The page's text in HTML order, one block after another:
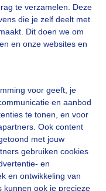
te verzamelen. Deze
die je zelf deelt met
Dit doen we om
en onze websites en
voor geeft, je
en aanbod
te tonen, en voor
Ook content
met jouw
gebruiken cookies
en
en ontwikkeling van
kunnen ook je precieze
aub...